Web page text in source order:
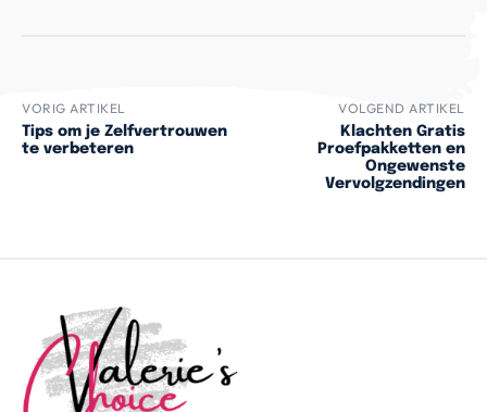
VORIG ARTIKEL
Tips om je Zelfvertrouwen
te verbeteren
VOLGEND ARTIKEL
Klachten Gratis
Proefpakketten en
Ongewenste
Vervolgzendingen